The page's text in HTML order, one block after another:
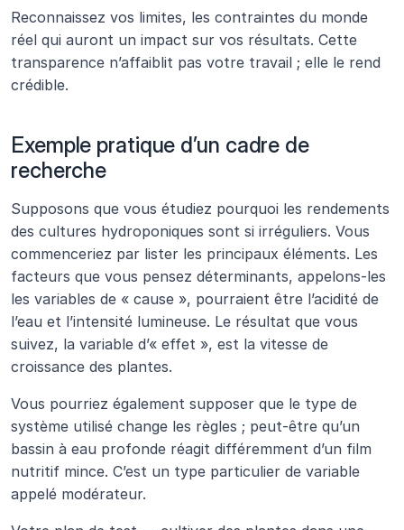
Reconnaissez vos limites, les contraintes du monde
réel qui auront un impact sur vos résultats. Cette
transparence n’affaiblit pas votre travail ; elle le rend
crédible.
Exemple pratique d’un cadre de
recherche
Supposons que vous étudiez pourquoi les rendements
des cultures hydroponiques sont si irréguliers. Vous
commenceriez par lister les principaux éléments. Les
facteurs que vous pensez déterminants, appelons-les
les variables de « cause », pourraient être l’acidité de
l’eau et l’intensité lumineuse. Le résultat que vous
suivez, la variable d’« effet », est la vitesse de
croissance des plantes.
Vous pourriez également supposer que le type de
système utilisé change les règles ; peut-être qu’un
bassin à eau profonde réagit différemment d’un film
nutritif mince. C’est un type particulier de variable
appelé modérateur.